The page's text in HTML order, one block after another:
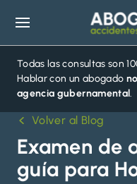
Todas las consultas son
Hablar con un abogado
agencia gubernamental.
Volver al Blog
Examen de
guía para